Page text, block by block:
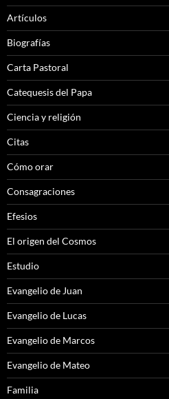
Artículos
Biografías
Carta Pastoral
Catequesis del Papa
Ciencia y religión
Citas
Cómo orar
Consagraciones
Efesios
El origen del Cosmos
Estudio
Evangelio de Juan
Evangelio de Lucas
Evangelio de Marcos
Evangelio de Mateo
Familia